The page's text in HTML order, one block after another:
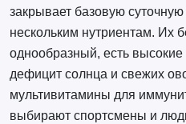
закрывает базовую
нескольким нутриентам. Их
однообразный, есть высокие
дефицит солнца и свежих
мультивитамины для
выбирают спортсмены и